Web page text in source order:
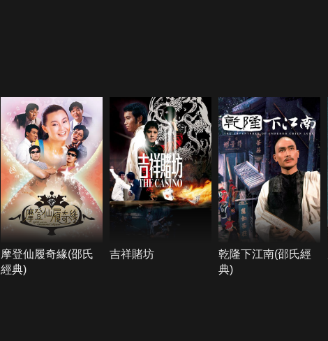
摩登仙履奇緣(邵氏
經典)
吉祥賭坊
乾隆下江南(邵氏經
典)